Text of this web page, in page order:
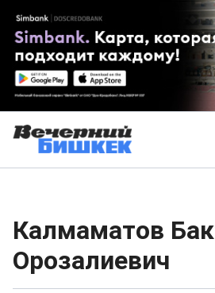
Калмаматов
Орозалиевич